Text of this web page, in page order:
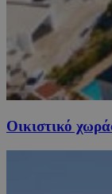
Οικιστικό